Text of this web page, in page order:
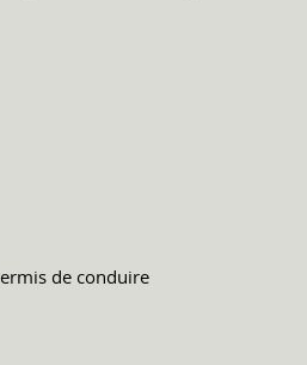
de conduire